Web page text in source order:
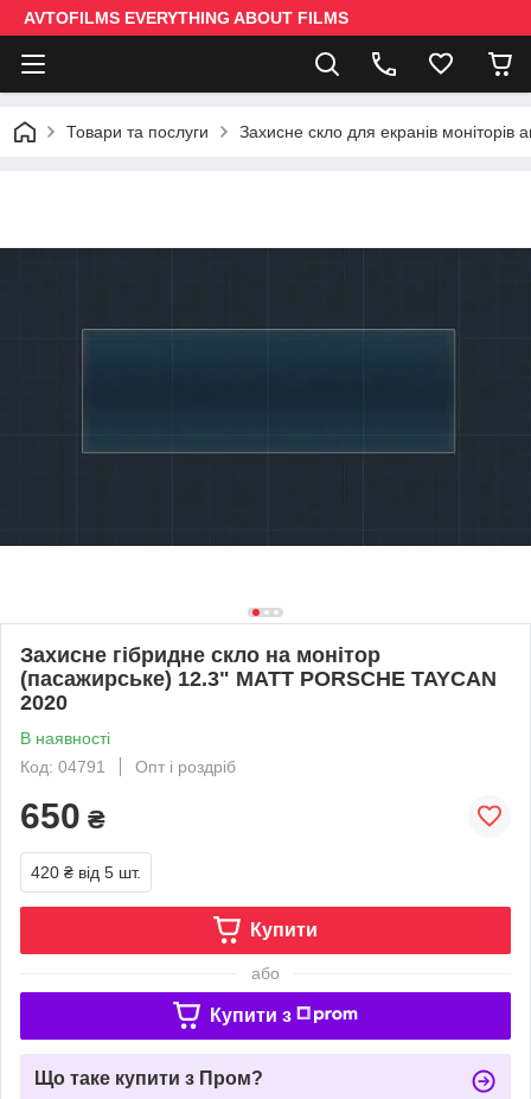
AVTOFILMS EVERYTHING ABOUT FILMS
Товари та послуги Захисне скло для екранів моніторів
Захисне гібридне скло на монітор
(пасажирське) 12.3" MATT PORSCHE TAYCAN
2020
В наявності
Код: 04791
Опт і роздріб
650 ₴
420 ₴ від 5 шт.
Купити
або
Купити з
Що таке купити з Пром?